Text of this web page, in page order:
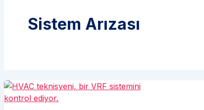
Sistem Arızası